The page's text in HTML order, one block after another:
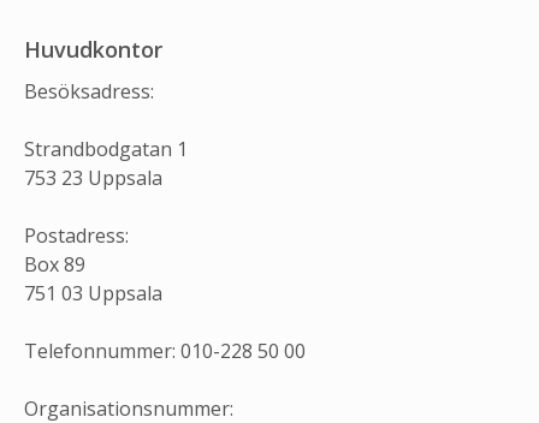
Huvudkontor
Besöksadress:
Strandbodgatan 1
753 23 Uppsala
Postadress:
Box 89
751 03 Uppsala
Telefonnummer: 010-228 50 00
Organisationsnummer: